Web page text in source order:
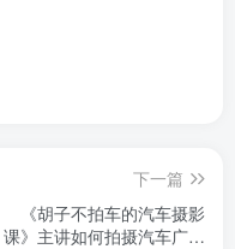
下一篇
《胡子不拍车的汽车摄影
课》主讲如何拍摄汽车广告